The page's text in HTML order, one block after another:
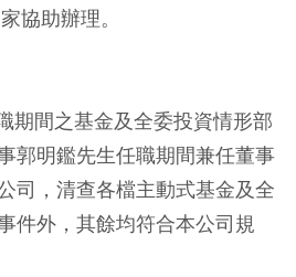
協助辦理。
期間之基金及全委投資情形部
郭明鑑先生任職期間兼任董事
司，清查各檔主動式基金及全
件外，其餘均符合本公司規